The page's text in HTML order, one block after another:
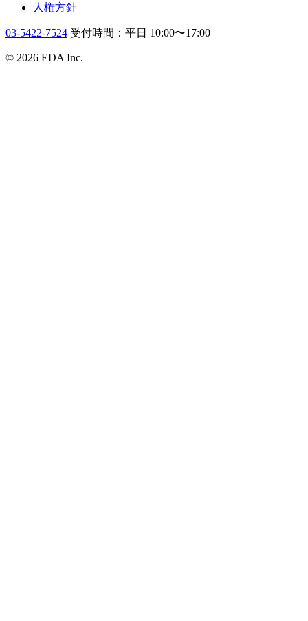
人権方針
03-5422-7524 受付時間：平日 10:00〜17:00
© 2026 EDA Inc.